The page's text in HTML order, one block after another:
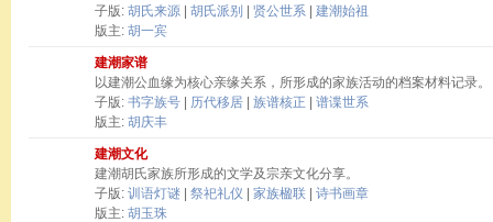
子版: 胡氏来源 胡氏派别 贤公世系
建潮始祖
版主: 胡一宾
建潮家谱
以建潮公血缘为核心亲缘关系，所形成的家族活动的档案材料记录。
子版: 书字族号 历代移居 族谱核正
谱谍世系
版主: 胡庆丰
建潮文化
建潮胡氏家族所形成的文学及宗亲文化分享。
子版: 训语灯谜 祭祀礼仪 家族楹联
诗书画章
版主: 胡玉珠